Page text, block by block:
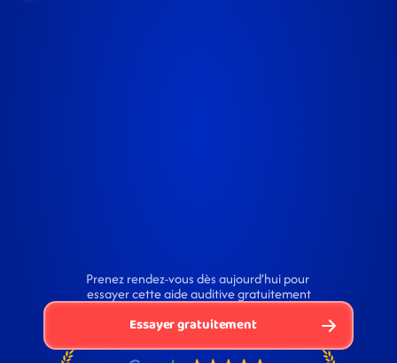
Prenez rendez-vous dès aujourd’hui pour
essayer cette aide auditive gratuitement
Essayer gratuitement